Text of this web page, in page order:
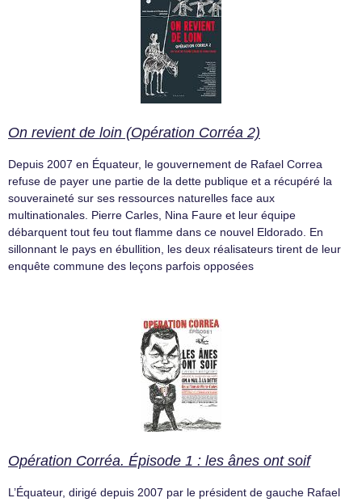
On revient de loin (Opération Corréa 2)
Depuis 2007 en Équateur, le gouvernement de Rafael Correa
refuse de payer une partie de la dette publique et a récupéré la
souveraineté sur ses ressources naturelles face aux
multinationales. Pierre Carles, Nina Faure et leur équipe
débarquent tout feu tout flamme dans ce nouvel Eldorado. En
sillonnant le pays en ébullition, les deux réalisateurs tirent de leur
enquête commune des leçons parfois opposées
Opération Corréa. Épisode 1 : les ânes ont soif
L’Équateur, dirigé depuis 2007 par le président de gauche Rafael